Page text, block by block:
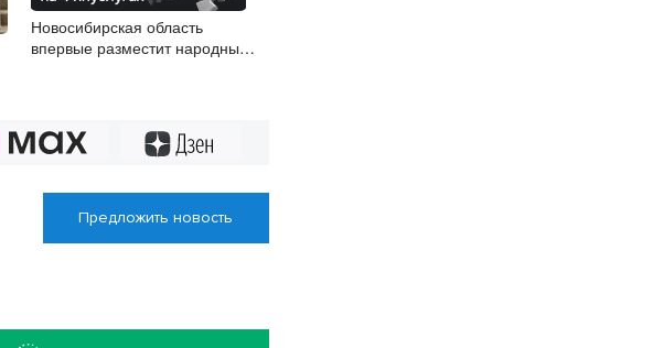
Новосибирская область
впервые разместит народные
Предложить новость